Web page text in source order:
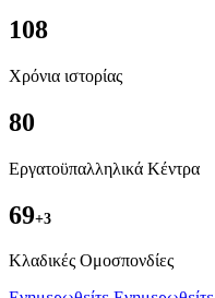
108
Χρόνια ιστορίας
80
Εργατοϋπαλληλικά Κέντρα
69+3
Kλαδικές Ομοσπονδίες